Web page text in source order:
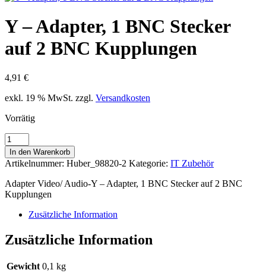
Y – Adapter, 1 BNC Stecker
auf 2 BNC Kupplungen
4,91 €
exkl. 19 % MwSt. zzgl. Versandkosten
Vorrätig
Y
-
Adapter,
1
BNC
Stecker
Kupplungen
Menge
In den Warenkorb
Artikelnummer: Huber_98820-2 Kategorie: IT Zubehör
Adapter Video/ Audio-Y – Adapter, 1 BNC Stecker auf 2 BNC
Kupplungen
Zusätzliche Information
Zusätzliche Information
Gewicht 0,1 kg